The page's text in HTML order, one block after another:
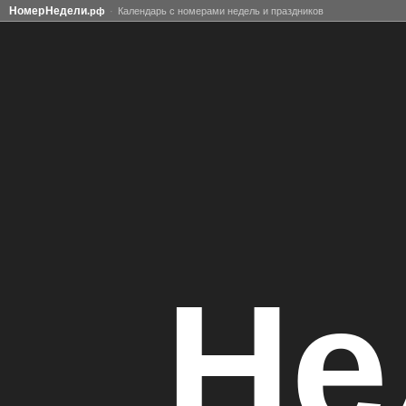
Номер Недели.рф Календарь с номерами недель и праздников